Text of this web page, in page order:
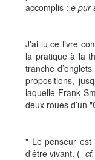
accomplis : e pur
J'ai lu ce livre
la pratique à la
tranche
propositions,
laquelle Frank
deux roues d’un
" Le penseur est
d'être vivant. (-